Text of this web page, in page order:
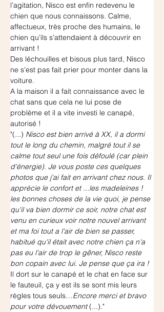
l’agitation, Nisco est enfin redevenu le
chien que nous connaissons. Calme,
affectueux, très proche des humains, le
chien qu’ils s’attendaient à découvrir en
arrivant !
Des léchouilles et bisous plus tard, Nisco
ne s’est pas fait prier pour monter dans la
voiture.
A la maison il a fait connaissance avec le
chat sans que cela ne lui pose de
problème et il a vite investi le canapé,
autorisé !
"(...) Nisco est bien arrivé à XX, il a dormi
tout le long du chemin, malgré tout il se
calme tout seul une fois défoulé (car plein
d'énergie). Je vous poste ces quelques
photos que j'ai fait en arrivant chez nous. Il
apprécie le confort et ...les madeleines !
les bonnes choses de la vie quoi, je pense
qu'il va bien dormir ce soir, notre chat est
venu en curieux voir notre nouvel arrivant
et ma foi tout a l'air de bien se passer,
habitué qu'il était avec notre chien ça n'a
pas eu l'air de trop le gêner, Nisco reste
bon copain avec lui. Je pense que ça ira !
Il dort sur le canapé et le chat en face sur
le fauteuil, ça y est ils se sont mis leurs
règles tous seuls…Encore merci et bravo
pour votre dévouement (...)."